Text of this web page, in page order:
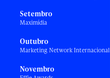
Setembro
Maximídia
Outubro
Marketing Network Internacional
Novembro